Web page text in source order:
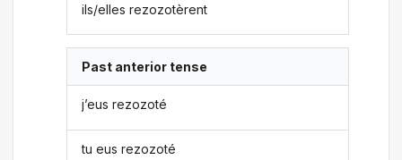
ils/elles rezozotèrent
Past anterior tense
j’eus rezozoté
tu eus rezozoté